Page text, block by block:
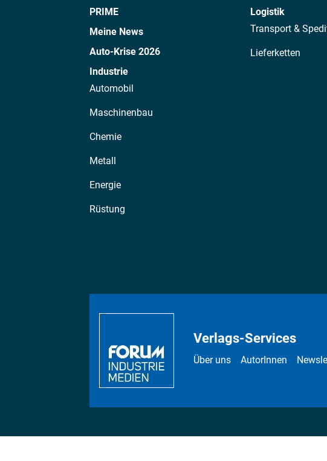
PRIME
Meine News
Auto-Krise 2026
Industrie
Automobil
Maschinenbau
Chemie
Metall
Energie
Rüstung
Logistik
Transport &
Lieferketten
Verlags-Services
Über uns AutorInnen